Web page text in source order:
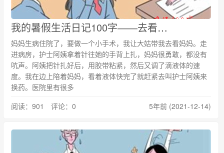
我的暑假生活日记100字――去看妈妈
妈妈生病住院了，要做一个小手术，我让大姑带我去看妈妈。走
进病房，护士阿姨拿着针往她的手背上扎，妈妈很勇敢，都没有
吭声。阿姨把针扎好后，用胶带粘紧，然后又调了滴液体的速
度。我在边上陪着妈妈，看着液体快完了就赶紧去叫护士阿姨来
换药。医院里有很多
阅读：901 评论：0
5年前 (2021-12-14)